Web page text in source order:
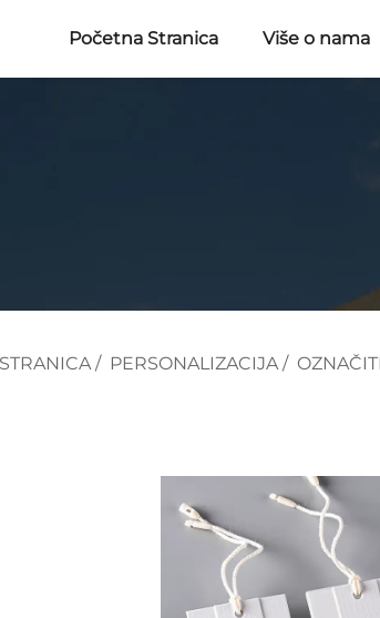
Početna Stranica Više o nama
/ PERSONALIZACIJA/ OZNAČITI